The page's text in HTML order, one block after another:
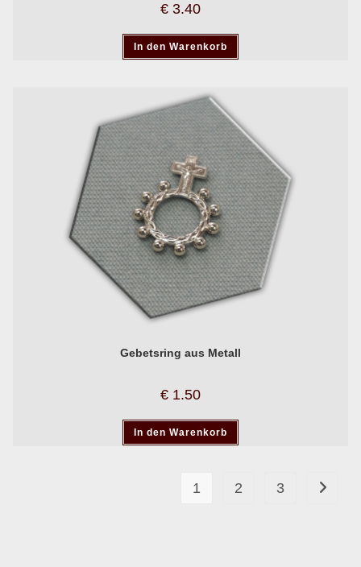
€ 3.40
In den Warenkorb
Gebetsring aus Metall
€ 1.50
In den Warenkorb
1 2 3